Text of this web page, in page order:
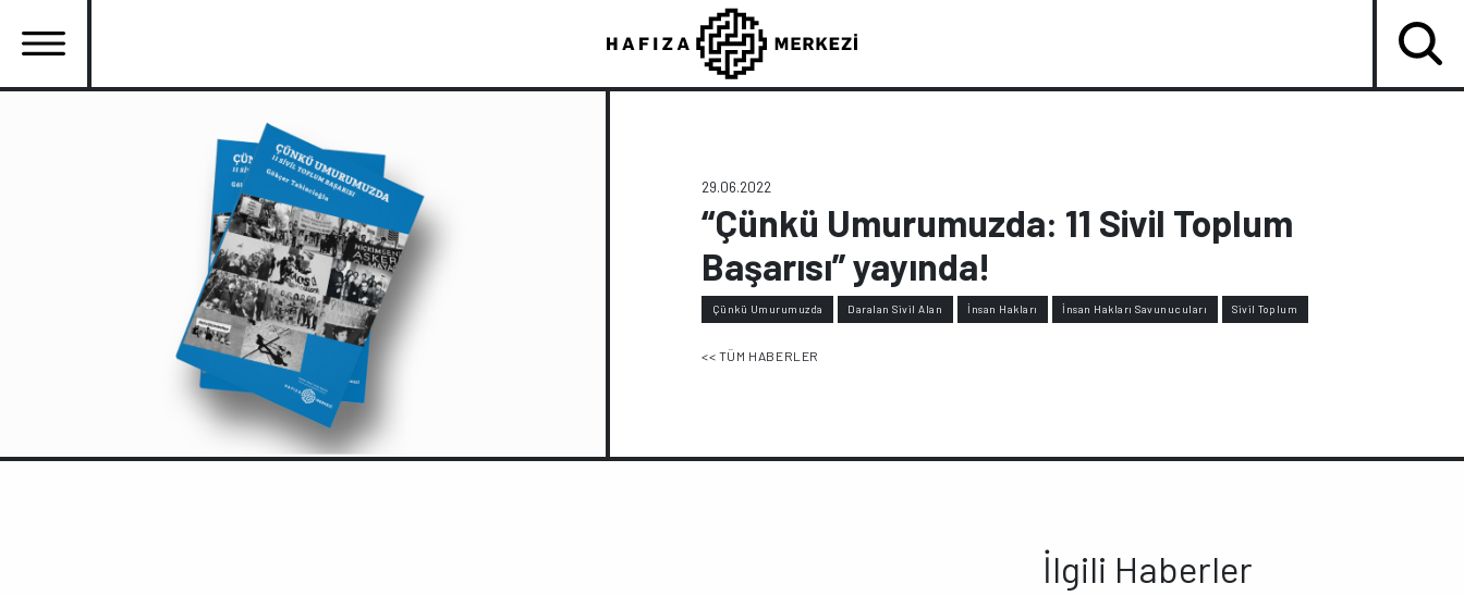
atla
29.06.2022
“Çünkü Umurumuzda: 11 Sivil Toplum
Başarısı” yayında!
Çünkü Umurumuzda Daralan Sivil Alan İnsan Hakları İnsan Hakları Savunucuları Sivil Toplum
<< TÜM HABERLER
İlgili Haberler